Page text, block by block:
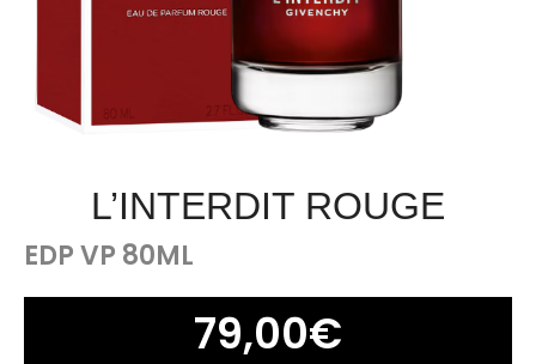
L’INTERDIT ROUGE
EDP VP 80ML
79,00€